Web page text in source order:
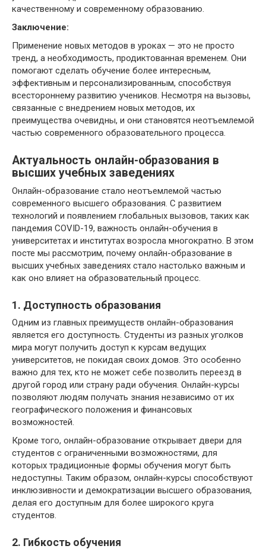
качественному и современному образованию.
Заключение:
Применение новых методов в уроках — это не просто
тренд, а необходимость, продиктованная временем. Они
помогают сделать обучение более интересным,
эффективным и персонализированным, способствуя
всестороннему развитию учеников. Несмотря на вызовы,
связанные с внедрением новых методов, их
преимущества очевидны, и они становятся неотъемлемой
частью современного образовательного процесса.
Актуальность онлайн-образования в
высших учебных заведениях
Онлайн-образование стало неотъемлемой частью
современного высшего образования. С развитием
технологий и появлением глобальных вызовов, таких как
пандемия COVID-19, важность онлайн-обучения в
университетах и институтах возросла многократно. В этом
посте мы рассмотрим, почему онлайн-образование в
высших учебных заведениях стало настолько важным и
как оно влияет на образовательный процесс.
1. Доступность образования
Одним из главных преимуществ онлайн-образования
является его доступность. Студенты из разных уголков
мира могут получить доступ к курсам ведущих
университетов, не покидая своих домов. Это особенно
важно для тех, кто не может себе позволить переезд в
другой город или страну ради обучения. Онлайн-курсы
позволяют людям получать знания независимо от их
географического положения и финансовых
возможностей.
Кроме того, онлайн-образование открывает двери для
студентов с ограниченными возможностями, для
которых традиционные формы обучения могут быть
недоступны. Таким образом, онлайн-курсы способствуют
инклюзивности и демократизации высшего образования,
делая его доступным для более широкого круга
студентов.
2. Гибкость обучения